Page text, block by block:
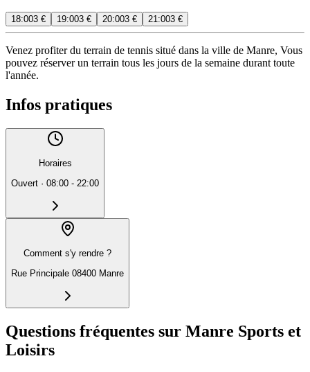
18:003 € 19:003 € 20:003 € 21:003 €
Venez profiter du terrain de tennis situé dans la ville de Manre, Vous
pouvez réserver un terrain tous les jours de la semaine durant toute
l'année.
Infos pratiques
Horaires
Ouvert · 08:00 - 22:00
Comment s'y rendre ?
Rue Principale 08400 Manre
Questions fréquentes sur Manre Sports et
Loisirs